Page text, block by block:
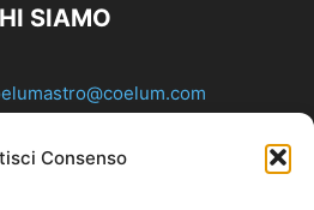
Consenso
SIAMO